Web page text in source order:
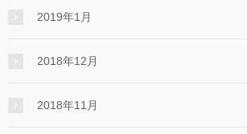
2019年1月
2018年12月
2018年11月